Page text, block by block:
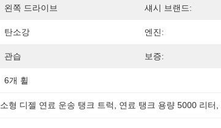
왼쪽 드라이브 섀시 브랜드:
탄소강 엔진:
관습 보증:
6개 휠
소형 디젤 연료 운송 탱크 트럭 연료 탱크 용량 5000 리터